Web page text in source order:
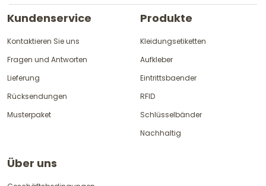
Kundenservice
Kontaktieren Sie uns
Fragen und Antworten
Lieferung
Rücksendungen
Musterpaket
Produkte
Kleidungsetiketten
Aufkleber
Eintrittsbaender
RFID
Schlüsselbänder
Nachhaltig
Über uns